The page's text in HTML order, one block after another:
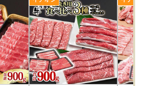
る年末年始につきましてはお時間をい
す。
申請書について】
寄附金受領証（圧着はがき）のみの発
。
よりオンライン申請をお願いいたしま